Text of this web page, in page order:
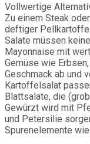
Vollwertige
Zu einem Steak
deftiger
Salate müssen
Mayonnaise mit
Gemüse wie
Geschmack ab und
Kartoffelsalat
Blattsalate, die
Gewürzt wird mit
und Petersilie
Spurenelemente